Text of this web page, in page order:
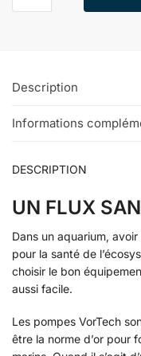
Description
Informations
DESCRIPTION
UN FLUX
Dans un aquarium,
pour la santé de
choisir le bon
aussi facile.
Les pompes VorTech
être la norme d’or pour